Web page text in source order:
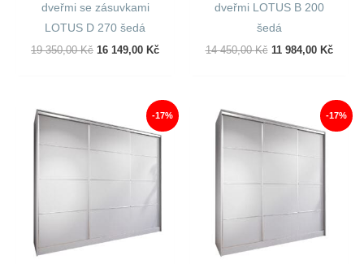
dveřmi se zásuvkami
LOTUS D 270 šedá
19 350,00Kč Původní
16 149,00 KčAktuální
149,00 Kč.
dveřmi LOTUS B 200
šedá
14 450,00Kč Původní
11 984,00 Kč
-17% -17%